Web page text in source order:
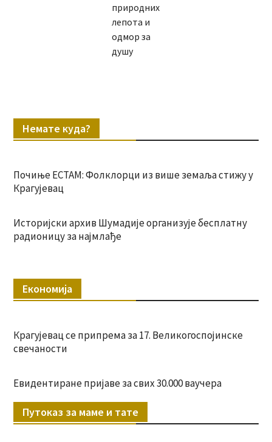
природних
лепота и
одмор за
душу
Немате куда?
Почиње ЕСТАМ: Фолклорци из више земаља стижу у
Крагујевац
Историјски архив Шумадије организује бесплатну
радионицу за најмлађе
Економија
Крагујевац се припрема за 17. Великогоспојинске
свечаности
Евидентиране пријаве за свих 30.000 ваучера
Путоказ за маме и тате